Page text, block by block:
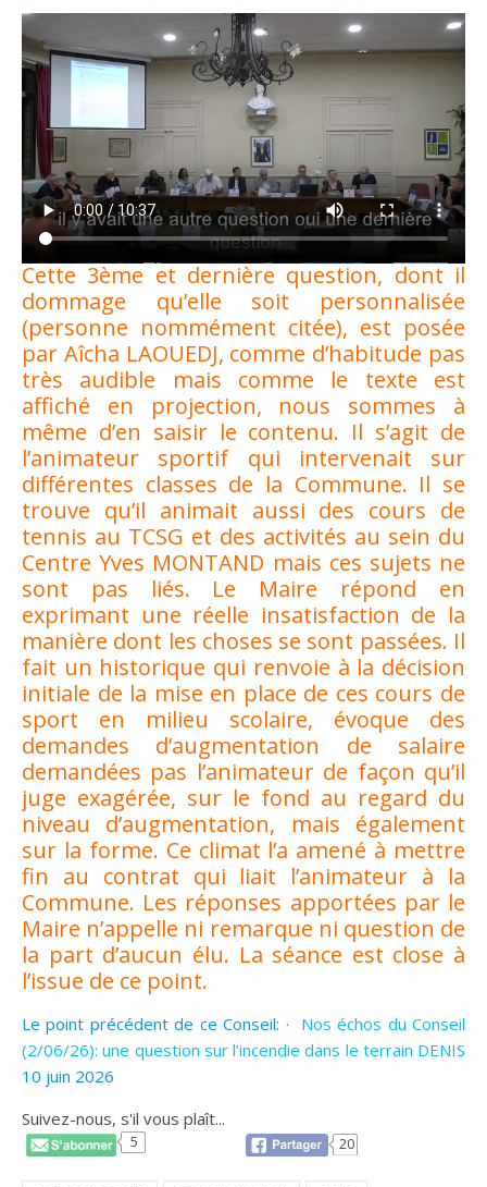
Cette 3ème et dernière question, dont il
dommage qu’elle soit personnalisée
(personne nommément citée), est posée
par Aîcha LAOUEDJ, comme d’habitude pas
très audible mais comme le texte est
affiché en projection, nous sommes à
même d’en saisir le contenu. Il s’agit de
l’animateur sportif qui intervenait sur
différentes classes de la Commune. Il se
trouve qu’il animait aussi des cours de
tennis au TCSG et des activités au sein du
Centre Yves MONTAND mais ces sujets ne
sont pas liés. Le Maire répond en
exprimant une réelle insatisfaction de la
manière dont les choses se sont passées. Il
fait un historique qui renvoie à la décision
initiale de la mise en place de ces cours de
sport en milieu scolaire, évoque des
demandes d’augmentation de salaire
demandées pas l’animateur de façon qu’il
juge exagérée, sur le fond au regard du
niveau d’augmentation, mais également
sur la forme. Ce climat l’a amené à mettre
fin au contrat qui liait l’animateur à la
Commune. Les réponses apportées par le
Maire n’appelle ni remarque ni question de
la part d’aucun élu. La séance est close à
l’issue de ce point.
Le point précédent de ce Conseil: · Nos échos du Conseil
(2/06/26): une question sur l’incendie dans le terrain DENIS
10 juin 2026
Suivez-nous, s'il vous plaît...
5 20